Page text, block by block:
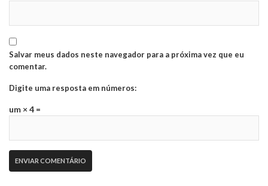
Salvar meus dados neste navegador para a próxima vez que eu
comentar.
Digite uma resposta em números:
um × 4 =